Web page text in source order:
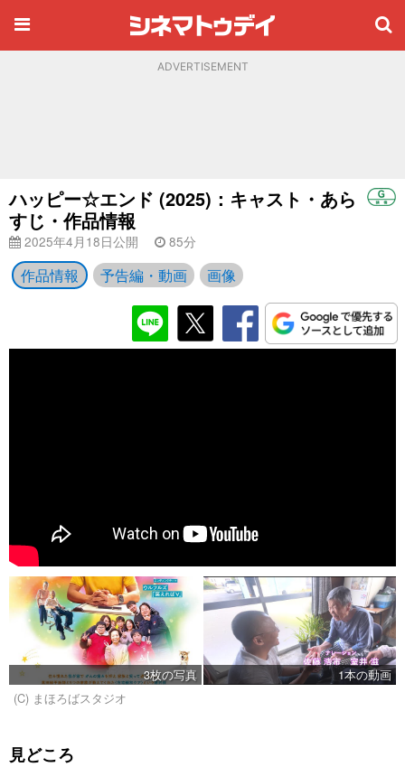
ADVERTISEMENT
ハッピー☆エンド (2025)：キャスト・あら
すじ・作品情報
2025年4月18日公開 85分
作品情報 予告編・動画 画像
3枚の写真
1本の動画
(C) まほろばスタジオ
見どころ